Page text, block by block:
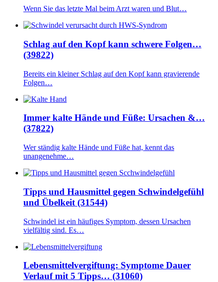
Wenn Sie das letzte Mal beim Arzt waren und Blut…
Schlag auf den Kopf kann schwere Folgen…
(39822)
Bereits ein kleiner Schlag auf den Kopf kann gravierende
Folgen…
Immer kalte Hände und Füße: Ursachen &…
(37822)
Wer ständig kalte Hände und Füße hat, kennt das
unangenehme…
Tipps und Hausmittel gegen Schwindelgefühl
und Übelkeit (31544)
Schwindel ist ein häufiges Symptom, dessen Ursachen
vielfältig sind. Es…
Lebensmittelvergiftung: Symptome Dauer
Verlauf mit 5 Tipps… (31060)